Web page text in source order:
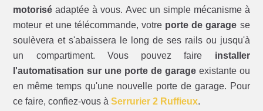
motorisé adaptée à vous. Avec un simple mécanisme à
moteur et une télécommande, votre porte de garage se
soulèvera et s'abaissera le long de ses rails ou jusqu'à
un compartiment. Vous pouvez faire installer
l'automatisation sur une porte de garageexistante ou
en même temps qu'une nouvelle porte de garage. Pour
ce faire, confiez-vous àSerrurier 2 Ruffieux.